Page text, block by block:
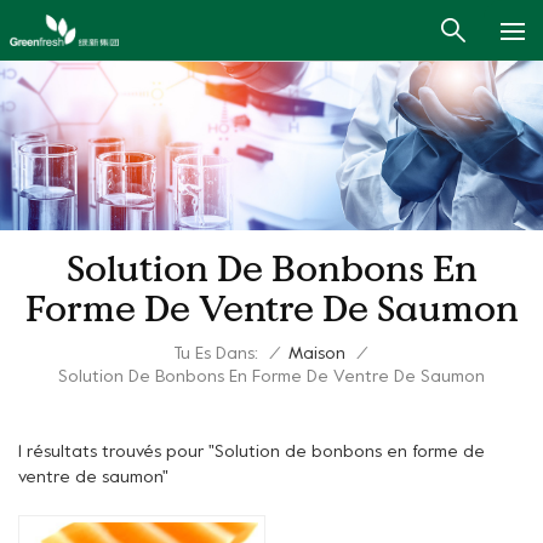
Solution De Bonbons En
Forme De Ventre De Saumon
Tu Es Dans: / Maison
/
Solution De Bonbons En Forme De Ventre De Saumon
1 résultats trouvés pour "Solution de bonbons en forme de
ventre de saumon"